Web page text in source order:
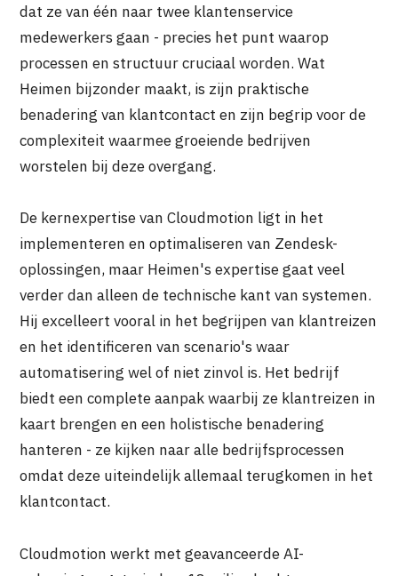
dat ze van één naar twee klantenservice
medewerkers gaan - precies het punt waarop
processen en structuur cruciaal worden. Wat
Heimen bijzonder maakt, is zijn praktische
benadering van klantcontact en zijn begrip voor de
complexiteit waarmee groeiende bedrijven
worstelen bij deze overgang.
De kernexpertise van Cloudmotion ligt in het
implementeren en optimaliseren van Zendesk-
oplossingen, maar Heimen's expertise gaat veel
verder dan alleen de technische kant van systemen.
Hij excelleert vooral in het begrijpen van klantreizen
en het identificeren van scenario's waar
automatisering wel of niet zinvol is. Het bedrijf
biedt een complete aanpak waarbij ze klantreizen in
kaart brengen en een holistische benadering
hanteren - ze kijken naar alle bedrijfsprocessen
omdat deze uiteindelijk allemaal terugkomen in het
klantcontact.
Cloudmotion werkt met geavanceerde AI-